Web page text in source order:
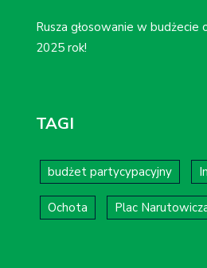
Rusza głosowanie w budżecie
2025 rok!
TAGI
budżet partycypacyjny
Ochota Plac